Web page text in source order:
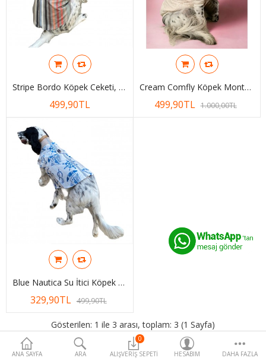
BLOG
BEDEN YARDIMI
Para Birimi
ANA SAYFA ARA
0
ALIŞVERIŞ SEPETI
HESABIM DAHA FAZLA
Stripe Bordo Köpek Ceketi, Orta Ve Büyük Irklar Için
499,90TL
Cream Comfly Köpek Montu, Orta Ve Büyük Irklar Için
499,90TL 1.000,00TL
Blue Nautica Su İtici Köpek Yağmurluğu ,Orta Ve Büyük Irklar İçin
329,90TL 499,90TL
Gösterilen: 1 ile 3 arası, toplam: 3 (1 Sayfa)